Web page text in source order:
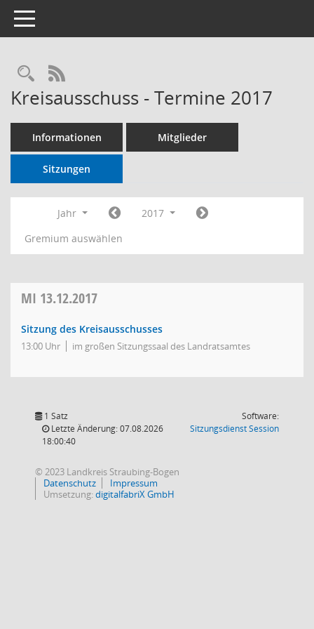
Toggle navigation
RSS-Feed
Kreisausschuss - Termine 2017
Informationen Mitglieder
Sitzungen
Jahr
2017
Gremium auswählen
MI 13.12.2017
Sitzung des Kreisausschusses
13:00 Uhr im großen Sitzungssaal des Landratsamtes
1 Satz
Letzte Änderung: 07.08.2026
18:00:40
Software:
SitzungsdienstSession(Wird in
© 2023 Landkreis Straubing-Bogen
Datenschutz
Impressum
Umsetzung:digitalfabriX GmbH